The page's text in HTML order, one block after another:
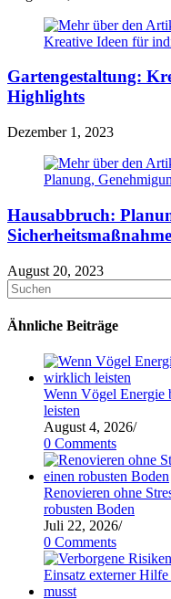
Gartengestaltung:
Highlights
Dezember 1, 2023
Hausabbruch:
August 20, 2023
Ähnliche Beiträge
Wenn Vögel Energie
leisten
August 4, 2026/
0 Comments
Renovieren ohne
robusten Boden
Juli 22, 2026/
0 Comments